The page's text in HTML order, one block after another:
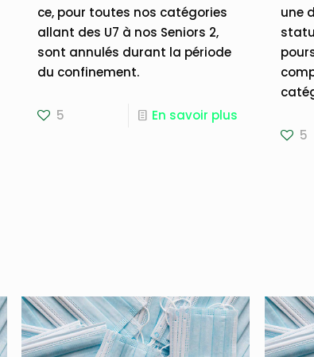
ce, pour toutes nos catégories
allant des U7 à nos Seniors 2,
sont annulés durant la période
du confinement.
5 En savoir plus
une
5